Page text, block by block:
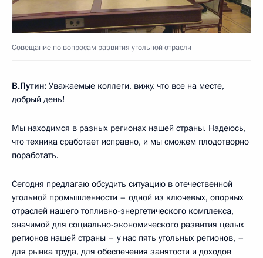
Совещание по вопросам развития угольной отрасли
В.Путин: Уважаемые коллеги, вижу, что все на месте,
добрый день!
Мы находимся в разных регионах нашей страны. Надеюсь,
что техника сработает исправно, и мы сможем плодотворно
поработать.
Сегодня предлагаю обсудить ситуацию в отечественной
угольной промышленности – одной из ключевых, опорных
отраслей нашего топливно-энергетического комплекса,
значимой для социально-экономического развития целых
регионов нашей страны – у нас пять угольных регионов, –
для рынка труда, для обеспечения занятости и доходов